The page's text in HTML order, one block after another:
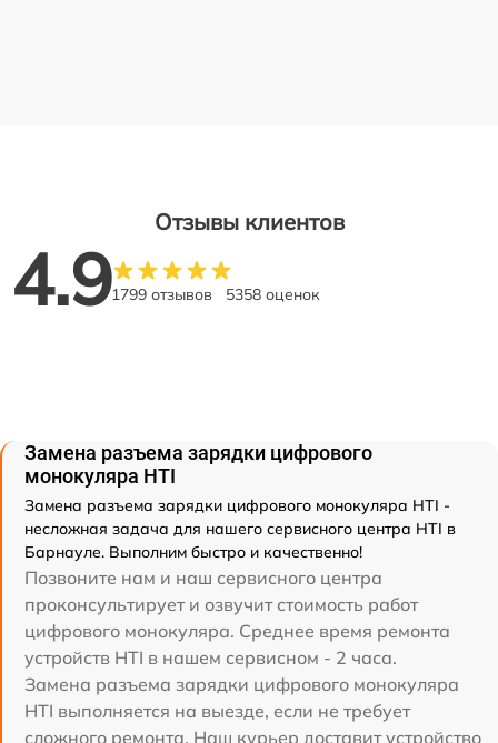
Отзывы клиентов
4.91799 отзывов 5358 оценок
Замена разъема зарядки цифрового
монокуляра HTI
Замена разъема зарядки цифрового монокуляра HTI -
несложная задача для нашего сервисного центра HTI в
Барнауле. Выполним быстро и качественно!
Позвоните нам и наш сервисного центра
проконсультирует и озвучит стоимость работ
цифрового монокуляра. Среднее время ремонта
устройств HTI в нашем сервисном - 2 часа.
Замена разъема зарядки цифрового монокуляра
HTI выполняется на выезде, если не требует
сложного ремонта. Наш курьер доставит устройство